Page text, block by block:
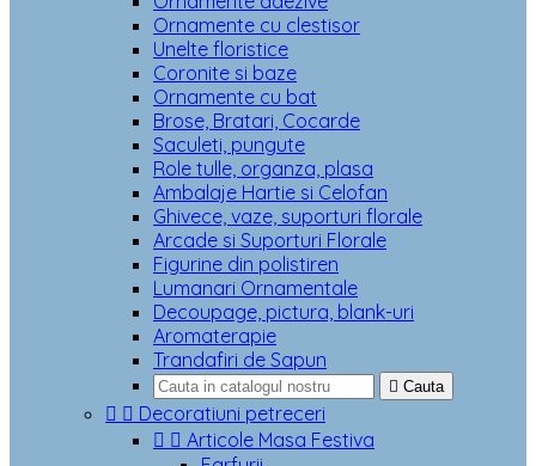
Ornamente cu clestisor
Unelte floristice
Coronite si baze
Ornamente cu bat
Brose, Bratari, Cocarde
Saculeti, pungute
Role tulle, organza, plasa
Ambalaje Hartie si Celofan
Ghivece, vaze, suporturi florale
Arcade si Suporturi Florale
Figurine din polistiren
Lumanari Ornamentale
Decoupage, pictura, blank-uri
Aromaterapie
Trandafiri de Sapun
 Cauta
  Decoratiuni petreceri
  Articole Masa Festiva